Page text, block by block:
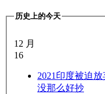
历史上的今天
12 月
16
2021 印度被迫放
没那么好抄